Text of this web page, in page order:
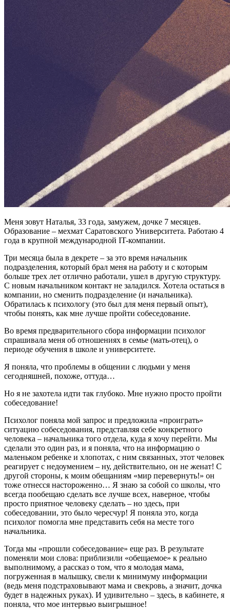
Меня зовут Наталья, 33 года, замужем, дочке 7 месяцев.
Образование – мехмат Саратовского Университета. Работаю 4
года в крупной международной IT-компании.
Три месяца была в декрете – за это время начальник
подразделения, который брал меня на работу и с которым
больше трех лет отлично работали, ушел в другую структуру.
С новым начальником контакт не заладился. Хотела остаться в
компании, но сменить подразделение (и начальника).
Обратилась к психологу (это был для меня первый опыт),
чтобы понять, как мне лучше пройти собеседование.
Во время предварительного сбора информации психолог
спрашивала меня об отношениях в семье (мать-отец), о
периоде обучения в школе и университете.
Я поняла, что проблемы в общении с людьми у меня
сегодняшней, похоже, оттуда…
Но я не захотела идти так глубоко. Мне нужно просто пройти
собеседование!
Психолог поняла мой запрос и предложила «проиграть»
ситуацию собеседования, представляя себе конкретного
человека – начальника того отдела, куда я хочу перейти. Мы
сделали это один раз, и я поняла, что на информацию о
маленьком ребенке и хлопотах, с ним связанных, этот человек
реагирует с недоумением – ну, действительно, он не женат! С
другой стороны, к моим обещаниям «мир перевернуть!» он
тоже отнесся настороженно… Я знаю за собой со школы, что
всегда пообещаю сделать все лучше всех, наверное, чтобы
просто приятное человеку сделать – но здесь, при
собеседовании, это было чересчур! Я поняла это, когда
психолог помогла мне представить себя на месте того
начальника.
Тогда мы «прошли собеседование» еще раз. В результате
поменяли мои слова: приблизили «обещаемое» к реально
выполнимому, а рассказ о том, что я молодая мама,
погруженная в малышку, свели к минимуму информации
(ведь меня подстраховывают мама и свекровь, а значит, дочка
будет в надежных руках). И удивительно – здесь, в кабинете, я
поняла, что мое интервью выигрышное!